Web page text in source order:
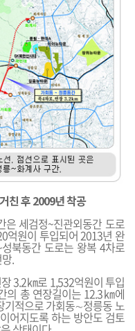
친 후 2009년 착공
세검정~진관외동간 도로
억원이 투입되어 2013년 완
북동간 도로는 왕복 4차로
.
3.2㎞로 1,532억원이 투입
의 총 연장길이는 12.3㎞에
기적으로 가회동∼정릉동 노
어지도록 하는 방안도 검토